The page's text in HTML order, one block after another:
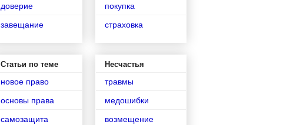
доверие
завещание
Статьи по теме
новое право
основы права
самозащита
покупка
страховка
Несчастья
травмы
медошибки
возмещение